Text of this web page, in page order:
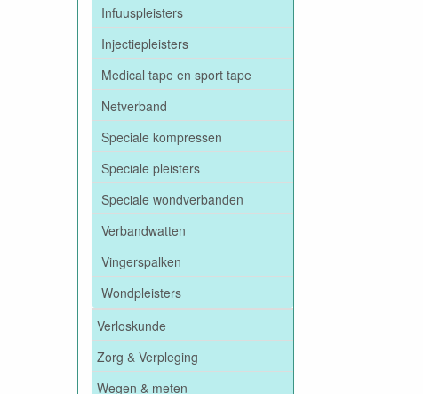
Infuuspleisters
Injectiepleisters
Medical tape en sport tape
Netverband
Speciale kompressen
Speciale pleisters
Speciale wondverbanden
Verbandwatten
Vingerspalken
Wondpleisters
Verloskunde
Zorg & Verpleging
Wegen & meten